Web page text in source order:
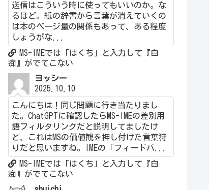
送信はこういう時に使ってもいいのか。な
るほど。紙の辞書から言葉が消えていくの
は本のページ量の関係もあって、ある程度
しょうがな...
MS-IMEでは「はくち」と入力して『白
痴』がでてこない
ヨッシー
2025.10.10
こんにちは！同じ問題に行き当たりまし
た。ChatGPTに確認したらMS-IMEの差別用
語フィルタリングだと説明してましたけ
ど、これはMSの価値観を押し付けた言葉狩
りだと思いますね。IMEの「フィードバ...
MS-IMEでは「はくち」と入力して『白
痴』がでてこない